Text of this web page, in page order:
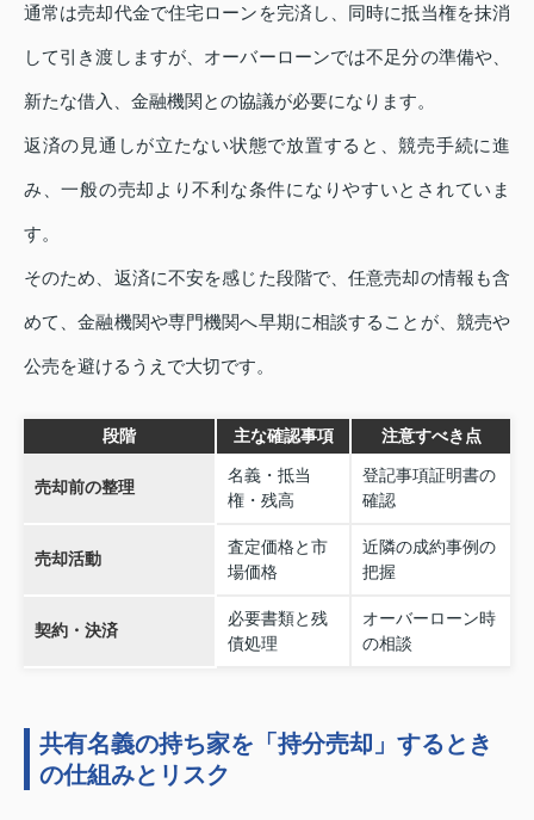
通常は売却代金で住宅ローンを完済し、同時に抵当権を抹消
して引き渡しますが、オーバーローンでは不足分の準備や、
新たな借入、金融機関との協議が必要になります。
返済の見通しが立たない状態で放置すると、競売手続に進
み、一般の売却より不利な条件になりやすいとされていま
す。
そのため、返済に不安を感じた段階で、任意売却の情報も含
めて、金融機関や専門機関へ早期に相談することが、競売や
公売を避けるうえで大切です。
段階 主な確認事項 注意すべき点
売却前の整理
名義・抵当
権・残高
登記事項証明書の
確認
売却活動
査定価格と市
場価格
近隣の成約事例の
把握
契約・決済
必要書類と残
債処理
オーバーローン時
の相談
共有名義の持ち家を「持分売却」するとき
の仕組みとリスク